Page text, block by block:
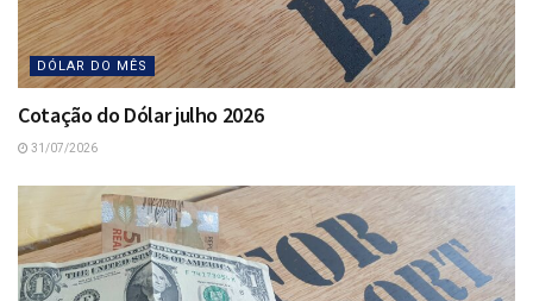
DÓLAR DO MÊS
Cotação do Dólar julho 2026
31/07/2026